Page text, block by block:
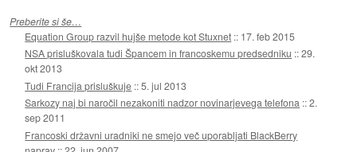
Preberite si še…
Equation Group razvil hujše metode kot Stuxnet :: 17. feb 2015
NSA prisluškovala tudi Špancem in francoskemu predsedniku ::29.
okt 2013
Tudi Francija prisluškuje ::5. jul 2013
Sarkozy naj bi naročil nezakoniti nadzor novinarjevega telefona ::2.
sep 2011
Francoski državni uradniki ne smejo več uporabljati BlackBerry